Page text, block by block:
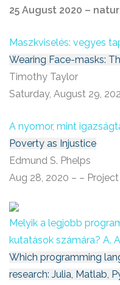
25 August 2020 –
Maszkviselés: vegyes
Wearing Face-masks:
Timothy Taylor
Saturday, August 29,
A nyomor, mint
Poverty as Injustice
Edmund S. Phelps
Aug 28, 2020 – –
Melyik a legjobb
kutatások számára? A.
Which programming
research: Julia, Matlab,